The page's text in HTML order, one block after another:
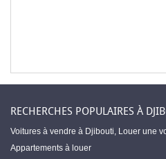
RECHERCHES POPULAIRES À
Voitures à vendre à Djibouti, Louer une
Appartements à louer